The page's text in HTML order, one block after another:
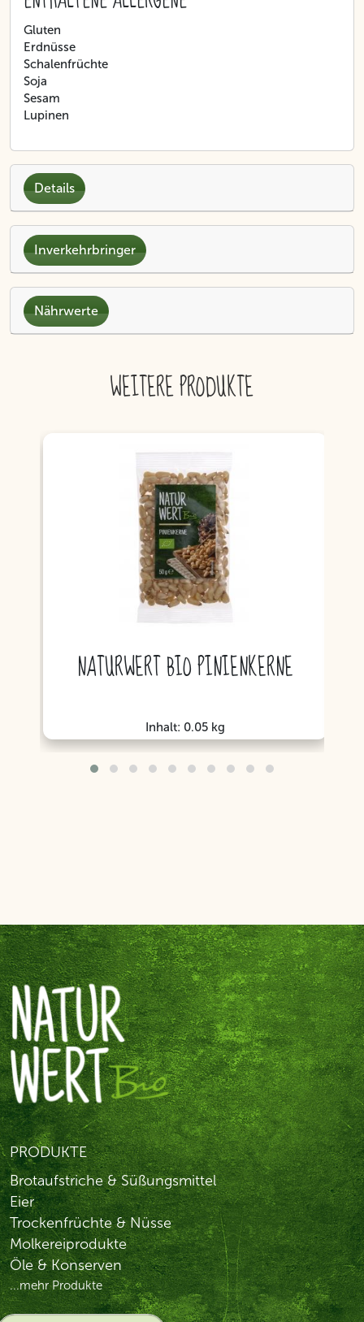
Gluten
Erdnüsse
Schalenfrüchte
Soja
Sesam
Lupinen
Details
Inverkehrbringer
Nährwerte
WEITERE PRODUKTE
NATURWERT BIO PINIENKERNE
Inhalt: 0.05 kg
PRODUKTE
Brotaufstriche & Süßungsmittel
Eier
Trockenfrüchte & Nüsse
Molkereiprodukte
Öle & Konserven
...mehr Produkte